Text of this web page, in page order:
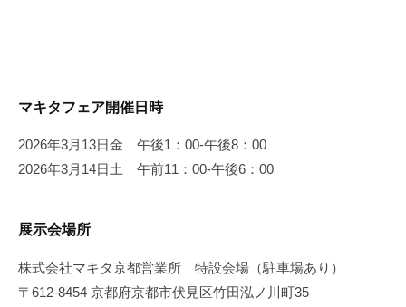
マキタフェア開催日時
2026年3月13日金 午後1：00-午後8：00
2026年3月14日土 午前11：00-午後6：00
展示会場所
株式会社マキタ京都営業所 特設会場（駐車場あり）
〒612-8454 京都府京都市伏見区竹田泓ノ川町35